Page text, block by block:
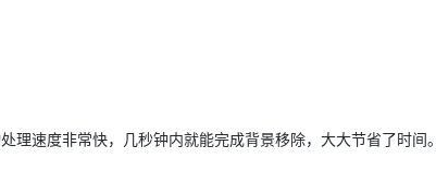
理速度非常快，几秒钟内就能完成背景移除，大大节省了时间